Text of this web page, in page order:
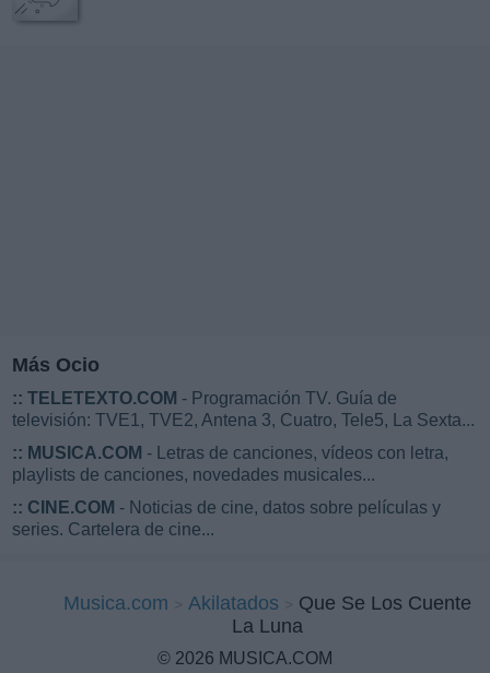
Más Ocio
:: TELETEXTO.COM - Programación TV. Guía de
televisión: TVE1, TVE2, Antena 3, Cuatro, Tele5, La Sexta...
:: MUSICA.COM - Letras de canciones, vídeos con letra,
playlists de canciones, novedades musicales...
:: CINE.COM - Noticias de cine, datos sobre películas y
series. Cartelera de cine...
Musica.com Akilatados
Que Se Los Cuente
La Luna
© 2026 MUSICA.COM